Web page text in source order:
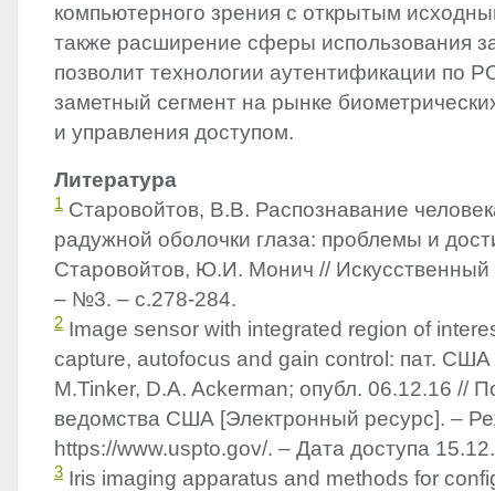
компьютерного зрения с открытым
также расширение сферы использования за
позволит технологии аутентификации по
заметный сегмент на рынке
и управления доступом.
Литература
1 Старовойтов, В.В. Распознавание
радужной оболочки глаза: проблемы и
Старовойтов, Ю.И. Монич // Искусственный
– №3. – с.278-284.
2 Image sensor with integrated region of
capture, autofocus and gain control: пат.
M.Tinker, D.A. Ackerman; опубл. 06.12.16 //
ведомства США [Электронный ресурс]. –
https://www.uspto.gov/. – Дата доступа
3 Iris imaging apparatus and methods for